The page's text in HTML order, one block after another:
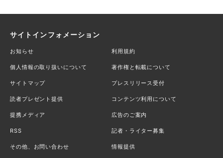
サイトインフォメーション
お知らせ 利用規約
個人情報の取り扱いについて 著作権と転載について
サイトマップ プレスリリース受付
読者プレゼント提供 コンテンツ利用について
提携メディア 広告のご案内
RSS 記者・ライター募集
その他、お問い合わせ 情報提供